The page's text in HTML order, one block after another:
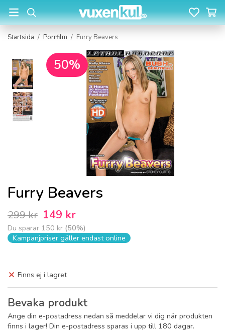
Startsida / Porrfilm / Furry Beavers
50%
Furry Beavers
299 kr 149 kr
Du sparar 150 kr (50%)
Kampanjpriser gäller endast online
Finns ej i lagret
Bevaka produkt
Ange din e-postadress nedan så meddelar vi dig när produkten
finns i lager! Din e-postadress sparas i upp till 180 dagar.